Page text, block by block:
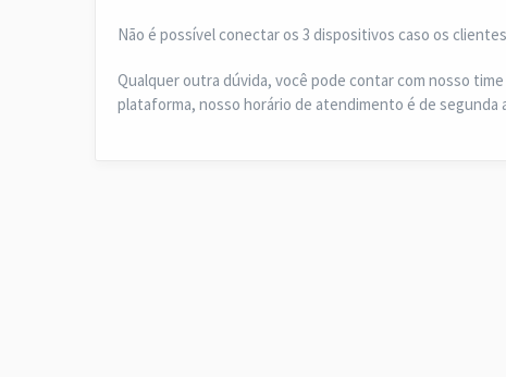
Não é possível conectar os 3 dispositivos caso os
Qualquer outra dúvida, você pode contar com nosso
plataforma, nosso horário de atendimento é de segunda